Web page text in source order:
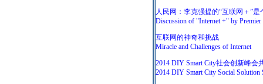
人民网：李克强提的“互联网＋”是
Discussion of "Internet +" by
互联网的神奇和挑战
Miracle and Challenges of Internet
2014 DIY Smart City社会创新峰会
2014 DIY Smart City Social Solution